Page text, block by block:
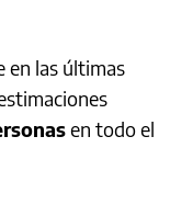
en las últimas
en todo el